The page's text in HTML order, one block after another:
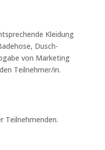
Kleidung
Dusch-
von Marketing
Teilnehmer/in.
Teilnehmenden.